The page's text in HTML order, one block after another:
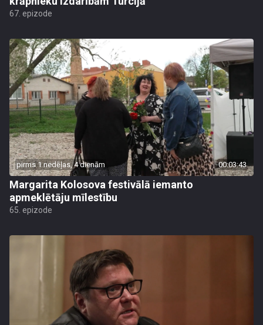
67. epizode
pirms 1 nedēļas, 4 dienām 00:03:43
Margarita Kolosova festivālā iemanto
apmeklētāju mīlestību
65. epizode